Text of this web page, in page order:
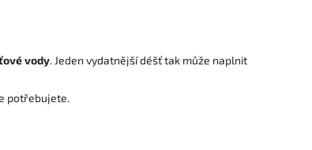
vody. Jeden vydatnější déšť tak může naplnit
potřebujete.